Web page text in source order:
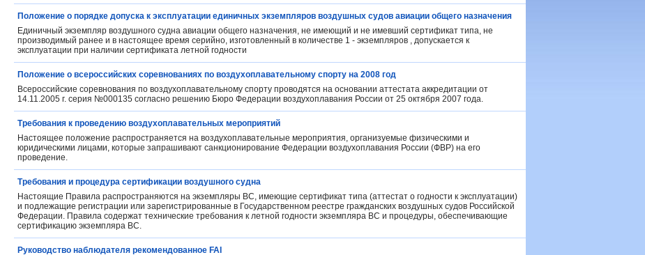
Положение о порядке допуска к эксплуатации единичных экземпляров воздушных судов авиации общего назначения
Единичный экземпляр воздушного судна авиации общего назначения, не имеющий и не имевший сертификат типа, не
производимый ранее и в настоящее время серийно, изготовленный в количестве 1 - экземпляров , допускается к
эксплуатации при наличии сертификата летной годности
Положение о всероссийских соревнованиях по воздухоплавательному спорту на 2008 год
Всероссийские соревнования по воздухоплавательному спорту проводятся на основании аттестата аккредитации от
14.11.2005 г. серия №000135 согласно решению Бюро Федерации воздухоплавания России от 25 октября 2007 года.
Требования к проведению воздухоплавательных мероприятий
Настоящее положение распространяется на воздухоплавательные мероприятия, организуемые физическими и
юридическими лицами, которые запрашивают санкционирование Федерации воздухоплавания России (ФВР) на его
проведение.
Требования и процедура сертификации воздушного судна
Настоящие Правила распространяются на экземпляры ВС, имеющие сертификат типа (аттестат о годности к эксплуатации)
и подлежащие регистрации или зарегистрированные в Государственном реестре гражданских воздушных судов Российской
Федерации. Правила содержат технические требования к летной годности экземпляра ВС и процедуры, обеспечивающие
сертификацию экземпляра ВС.
Руководство наблюдателя рекомендованное FAI